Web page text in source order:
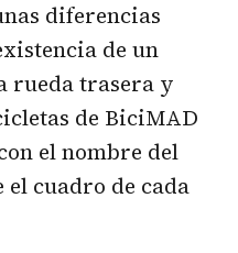
diferencias
de un
rueda trasera y
de BiciMAD
el nombre del
cuadro de cada